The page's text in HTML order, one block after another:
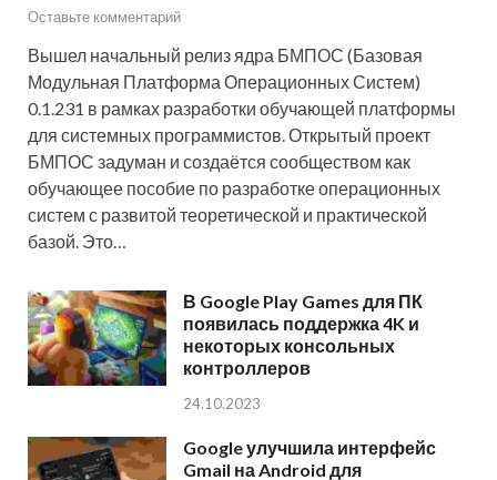
Оставьте комментарий
Вышел начальный релиз ядра БМПОС (Базовая
Модульная Платформа Операционных Систем)
0.1.231 в рамках разработки обучающей платформы
для системных программистов. Открытый проект
БМПОС задуман и создаётся сообществом как
обучающее пособие по разработке операционных
систем с развитой теоретической и практической
базой. Это…
В Google Play Games для ПК
появилась поддержка 4K и
некоторых консольных
контроллеров
24.10.2023
Google улучшила интерфейс
Gmail на Android для